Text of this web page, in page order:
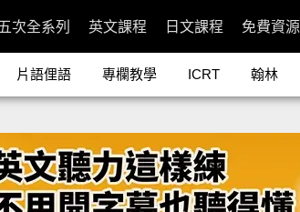
次全系列 英文課程 日文課程 免費資源
片語俚語 專欄教學 ICRT 翰林